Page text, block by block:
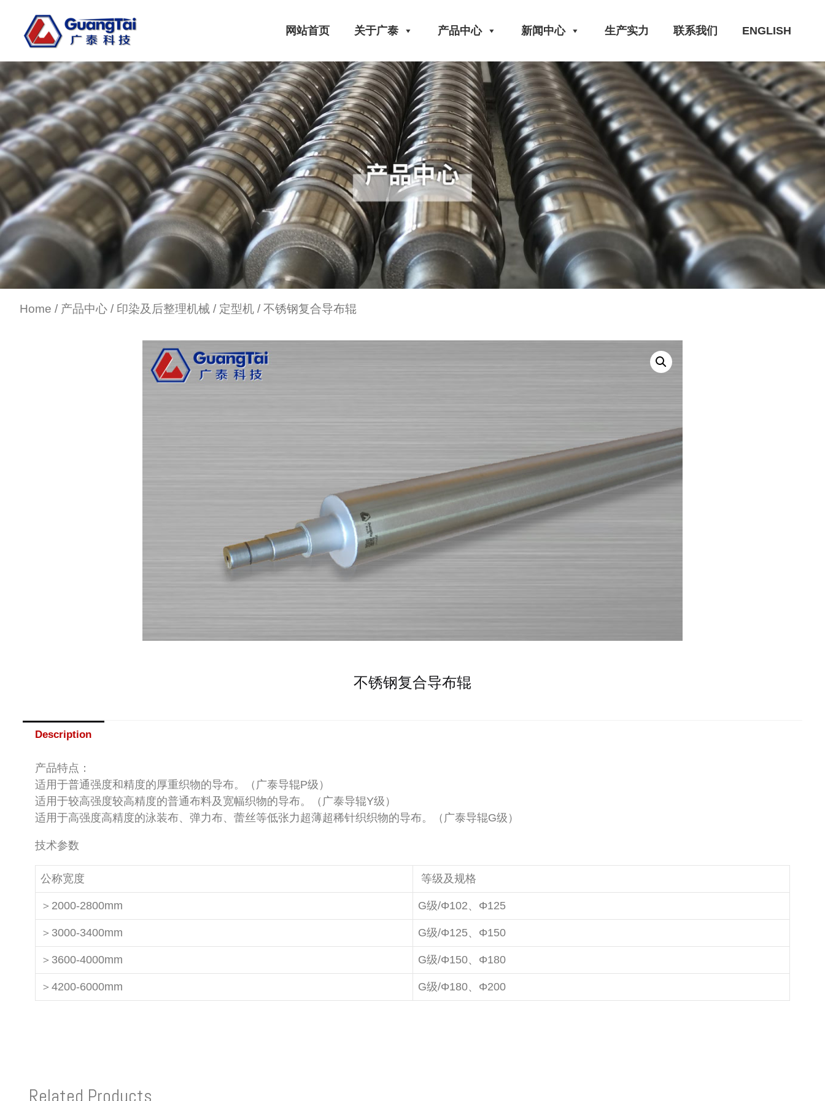
网站首页 关于广泰 产品中心 新闻中心 生产实力 联系我们 ENGLISH
Home / 产品中心 / 印染及后整理机械 / 定型机 / 不锈钢复合导布辊
不锈钢复合导布辊
Description
产品特点：
适用于普通强度和精度的厚重织物的导布。（广泰导辊P级）
适用于较高强度较高精度的普通布料及宽幅织物的导布。（广泰导辊Y级）
适用于高强度高精度的泳装布、弹力布、蕾丝等低张力超薄超稀针织织物的导布。（广泰导辊G级）
技术参数
公称宽度 等级及规格
＞2000-2800mm G级/Φ102、Φ125
＞3000-3400mm G级/Φ125、Φ150
＞3600-4000mm G级/Φ150、Φ180
＞4200-6000mm G级/Φ180、Φ200
Related Products